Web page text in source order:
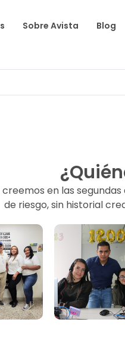
Sobre Avista Blog
en las
de riesgo, sin historial